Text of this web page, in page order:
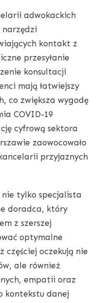
adwokackich
narzędzi
kontakt z
przesyłanie
konsultacji
mają łatwiejszy
co zwiększa wygodę
COVID-19
cyfrową sektora
zaowocowało
przyjaznych
nie tylko specjalista
doradca, który
z szerszej
optymalne
częściej oczekują nie
ale również
empatii oraz
kontekstu danej